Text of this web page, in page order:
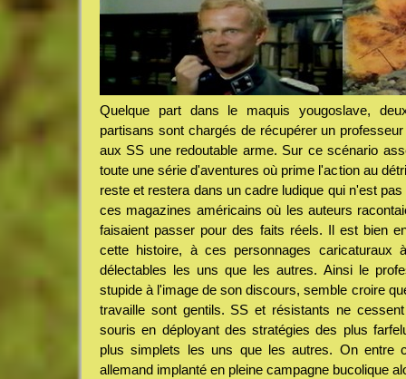
Quelque part dans le maquis yougoslave,
partisans sont chargés de récupérer un
aux SS une redoutable arme. Sur ce scénario
toute une série d'aventures où prime l'action au
reste et restera dans un cadre ludique qui n'est
ces magazines américains où les auteurs
faisaient passer pour des faits réels. Il est bien
cette histoire, à ces personnages caricaturaux
délectables les uns que les autres. Ainsi le
stupide à l'image de son discours, semble croire
travaille sont gentils. SS et résistants ne
souris en déployant des stratégies des plus
plus simplets les uns que les autres. On entre
allemand implanté en pleine campagne bucolique